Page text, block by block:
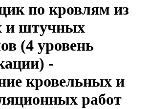
по кровлям из
и штучных
(4 уровень
-
кровельных и
работ